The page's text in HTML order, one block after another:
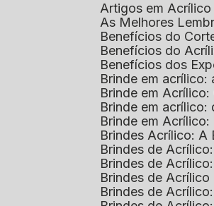
Artigos em
As Melhores
Benefícios do
Benefícios do
Benefícios dos
Brinde em
Brinde em
Brinde em
Brinde em
Brindes Acrílico:
Brindes de
Brindes de
Brindes de
Brindes de